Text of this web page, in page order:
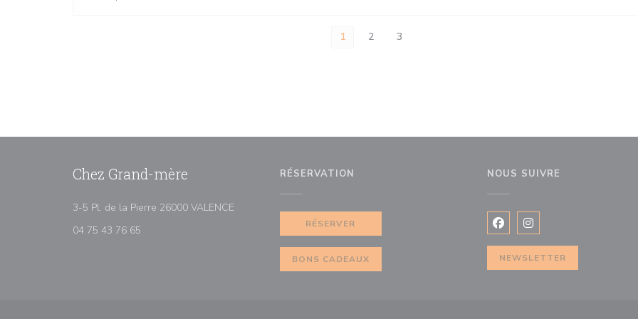
1 2 3
Chez Grand-mère
3-5 Pl. de la Pierre 26000 VALENCE
04 75 43 76 65
RÉSERVATION
RÉSERVER
BONS CADEAUX
NOUS SUIVRE
Facebook ((ouvre une
Instagram ((ouvre une
NEWSLETTER